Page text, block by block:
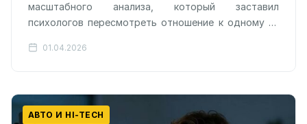
масштабного анализа, который заставил
психологов пересмотреть отношение к одному из
Нарциссизм, традиционно воспринимаемый как
01.04.2026
АВТО И HI-TECH